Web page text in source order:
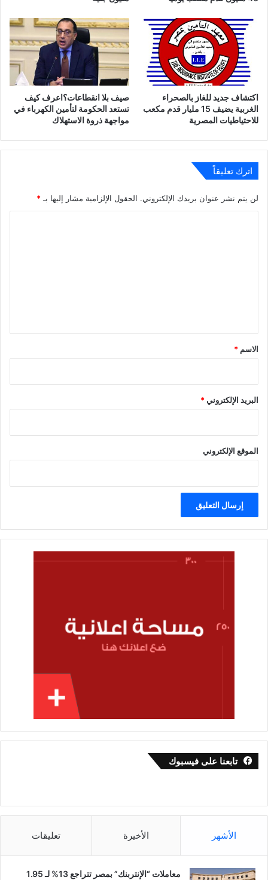
اكتشاف جديد للغاز بالصحراء
الغربية يضيف 15 مليار قدم مكعب
للاحتياطيات المصرية
صيف بلا انقطاعات؟اعرف كيف
تستعد الحكومة لتأمين الكهرباء في
مواجهة ذروة الاستهلاك
اترك تعليقاً
لن يتم نشر عنوان بريدك الإلكتروني. الحقول الإلزامية مشار إليها بـ*
*
الاسم *
البريد الإلكتروني*
الموقع الإلكتروني
تابعنا على فيسبوك
الأشهر الأخيرة تعليقات
معاملات “الإنتربنك” بمصر تتراجع 13% لـ 1.95